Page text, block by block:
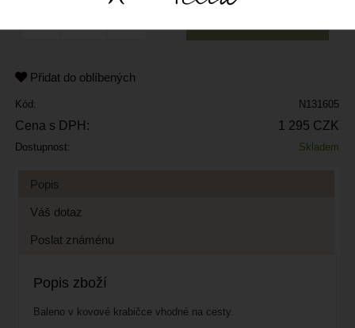
Přidat do oblíbených
Kód: N131605
Cena s DPH: 1 295 CZK
Dostupnost: Skladem
Popis
Váš dotaz
Poslat známénu
Popis zboží
Baleno v kovové krabičce vhodné na cesty.